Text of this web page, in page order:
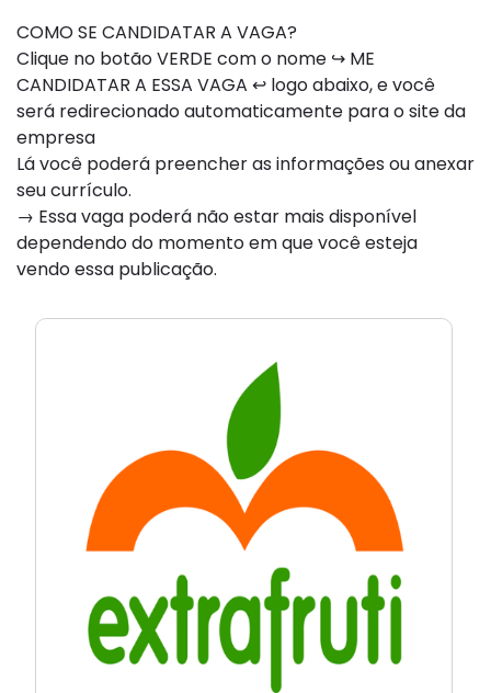
COMO SE CANDIDATAR A VAGA?
Clique no botão VERDE com o nome ↪ ME
CANDIDATAR A ESSA VAGA ↩ logo abaixo, e você
será redirecionado automaticamente para o site da
empresa
Lá você poderá preencher as informações ou anexar
seu currículo.
→ Essa vaga poderá não estar mais disponível
dependendo do momento em que você esteja
vendo essa publicação.